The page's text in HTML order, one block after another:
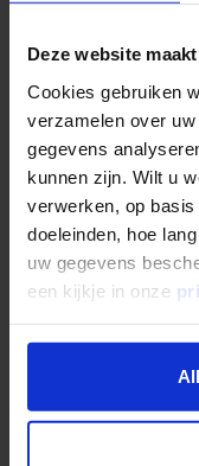
Deze website
Cookies gebruiken
verzamelen over
gegevens
kunnen zijn. Wilt u
verwerken, op
doeleinden, hoe
uw gegevens
een kijkje in onze
box 3 betaal je
Nadelen
Een reden om niet
zijn dat je daarmee
in het
downloaden en zo
zitten. Wil je
verplaatsen? Dan